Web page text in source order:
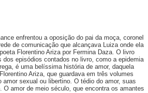
enfrentou a oposição do pai da moça, coronel
de comunicação que alcançava Luiza onde ela
Florentino Ariza por Fermina Daza. O livro
episódios contados no livro, como a epidemia
é uma belíssima história de amor, daquela
Ariza, que guardava em três volumes
sexual ou libertino. O tédio do amor, suas
amor de meio século, que encontra os amantes